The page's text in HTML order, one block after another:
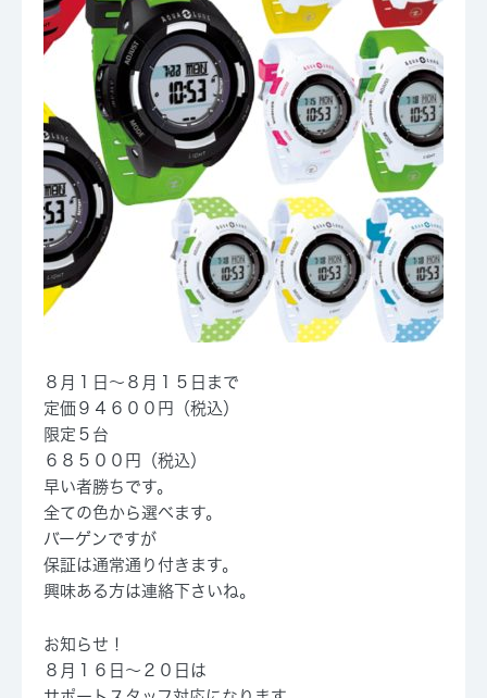
８月１日～８月１５日まで
定価９４６００円（税込）
限定５台
６８５００円（税込）
早い者勝ちです。
全ての色から選べます。
バーゲンですが
保証は通常通り付きます。
興味ある方は連絡下さいね。
お知らせ！
８月１６日～２０日 は